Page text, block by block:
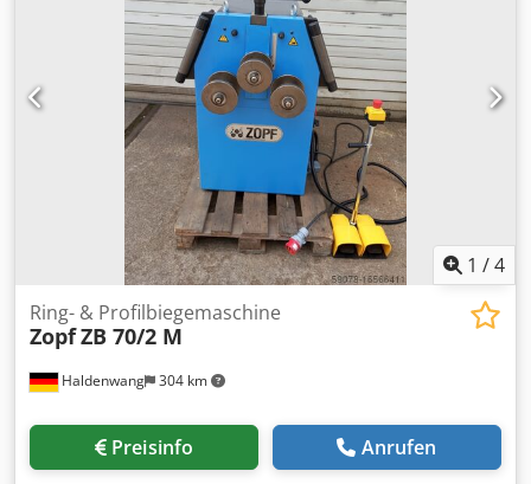
Frequenz (Hz) 50 Abmessungen LxBxH (mm) 1000 x 750 x
1400 Gewicht (Kg) ca 400 Stuckzahl auf Lager 4 Hergestellt
in Turkey Ø Durchmesser (mm) 50 Kommentare Unused
machines for competitive prices, multiple units in stock,
footpedal included
1 /4
Haldenwang 304 km
Ring- & Profilbiegemaschine
ZopfZB 70/2 M
Preisinfo Anrufen